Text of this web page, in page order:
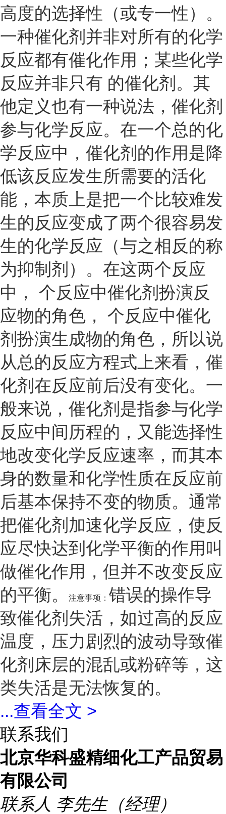
高度的选择性（或专一性）。
一种催化剂并非对所有的化学
反应都有催化作用；某些化学
反应并非只有 的催化剂。其
他定义也有一种说法，催化剂
参与化学反应。在一个总的化
学反应中，催化剂的作用是降
低该反应发生所需要的活化
能，本质上是把一个比较难发
生的反应变成了两个很容易发
生的化学反应（与之相反的称
为抑制剂）。在这两个反应
中， 个反应中催化剂扮演反
应物的角色， 个反应中催化
剂扮演生成物的角色，所以说
从总的反应方程式上来看，催
化剂在反应前后没有变化。一
般来说，催化剂是指参与化学
反应中间历程的，又能选择性
地改变化学反应速率，而其本
身的数量和化学性质在反应前
后基本保持不变的物质。通常
把催化剂加速化学反应，使反
应尽快达到化学平衡的作用叫
做催化作用，但并不改变反应
的平衡。
注意事项： 错误的操作导
致催化剂失活，如过高的反应
温度，压力剧烈的波动导致催
化剂床层的混乱或粉碎等，这
类失活是无法恢复的。
...查看全文 >
联系我们
北京华科盛精细化工产品贸易
有限公司
联系人 李先生（经理）